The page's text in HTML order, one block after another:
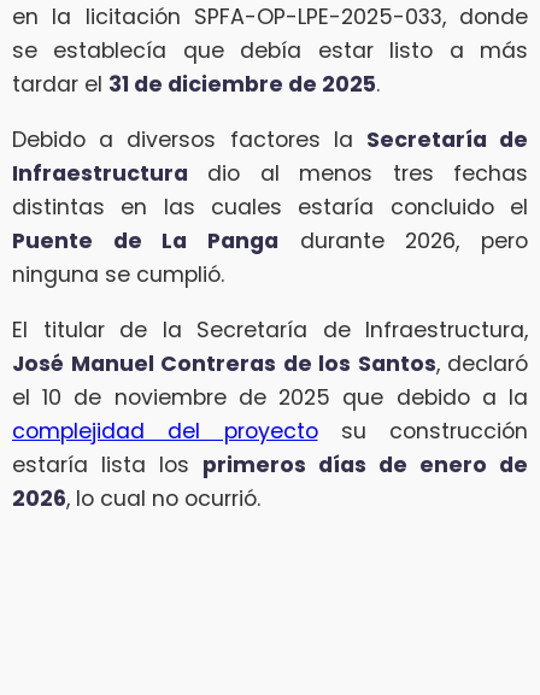
en la licitación SPFA-OP-LPE-2025-033, donde
se establecía que debía estar listo a más
tardar el 31 de diciembre de 2025.
Debido a diversos factores la Secretaría de
Infraestructura dio al menos tres fechas
distintas en las cuales estaría concluido el
Puente de La Panga durante 2026, pero
ninguna se cumplió.
El titular de la Secretaría de Infraestructura,
José Manuel Contreras de los Santos, declaró
el 10 de noviembre de 2025 que debido a la
complejidad del proyectosu construcción
estaría lista los primeros días de enero de
2026, lo cual no ocurrió.